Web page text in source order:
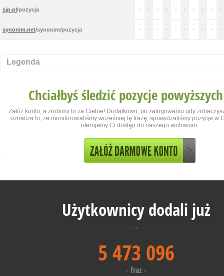
sjp.pl/pozycja - - - - - - - - - -
synonim.net/synonim/pozycja - - - - - - - - - -
Legenda
Chciałbyś śledzić pozycje
Załóż konto, a zrobimy to za Ciebie! Dodatkowo, po zalogowaniu gdy
oznacza to, że monitorowaliśmy wcześniej tę frazę, sprawdzaliśmy pozycje w
oferujemy Ci dostęp do naszego archiwum.
Użytkownicy dodali już
5 473 096
fraz